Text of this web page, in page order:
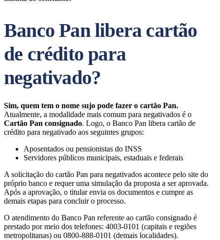
Banco Pan libera cartão
de crédito para
negativado?
Sim, quem tem o nome sujo pode fazer o cartão Pan.
Atualmente, a modalidade mais comum para negativados é o
Cartão Pan consignado. Logo, o Banco Pan libera cartão de
crédito para negativado aos seguintes grupos:
Aposentados ou pensionistas do INSS
Servidores públicos municipais, estaduais e federais
A solicitação do cartão Pan para negativados acontece pelo site do
próprio banco e requer uma simulação da proposta a ser aprovada.
Após a aprovação, o titular envia os documentos e cumpre as
demais etapas para concluir o processo.
O atendimento do Banco Pan referente ao cartão consignado é
prestado por meio dos telefones: 4003-0101 (capitais e regiões
metropolitanas) ou 0800-888-0101 (demais localidades).